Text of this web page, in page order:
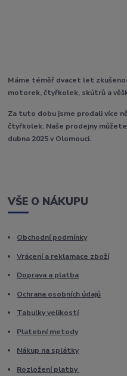
Máme téměř dvacet let
motorek, čtyřkolek, skútrů a
Za tuto dobu jsme prodali více
čtyřkolek. Naše prodejny
dubna 2025 v Olomouci.
VŠE O NÁKUPU
Obchodní podmínky
Vrácení a reklamace zboží
Doprava a platba
Ochrana osobních údajů
Tabulky velikostí
Platební metody
Nákup na splátky
Rozložení platby